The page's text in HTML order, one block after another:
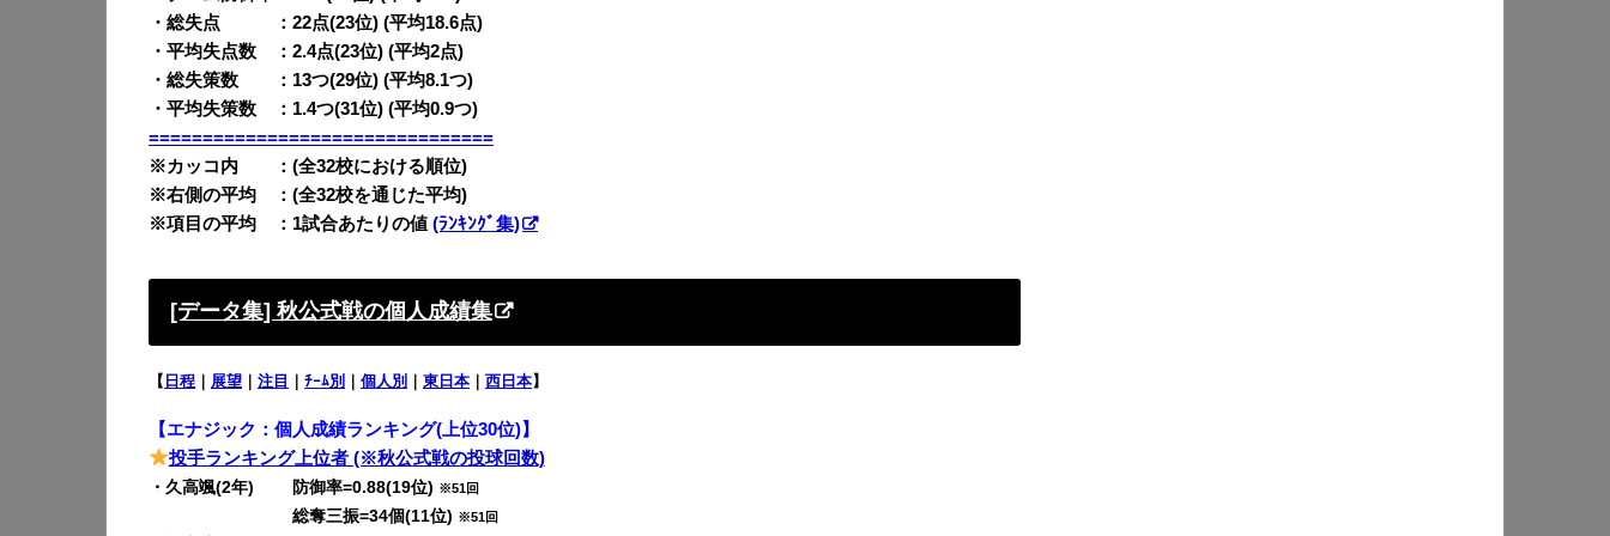
・総失点 ：22点(23位) (平均18.6点)
・平均失点数 ：2.4点(23位) (平均2点)
・総失策数 ：13つ(29位) (平均8.1つ)
・平均失策数 ：1.4つ(31位) (平均0.9つ)
================================
※カッコ内 ：(全32校における順位)
※右側の平均 ：(全32校を通じた平均)
※項目の平均 ：1試合あたりの値 (ﾗﾝｷﾝｸﾞ集)
[データ集] 秋公式戦の個人成績集
【 日程 展望 注目 ﾁｰﾑ別 個人別 東日本 西日本】
【エナジック：個人成績ランキング(上位30位)】
投手ランキング上位者 (※秋公式戦の投球回数)
・久高颯(2年) 防御率=0.88(19位) ※51回
総奪三振=34個(11位) ※51回